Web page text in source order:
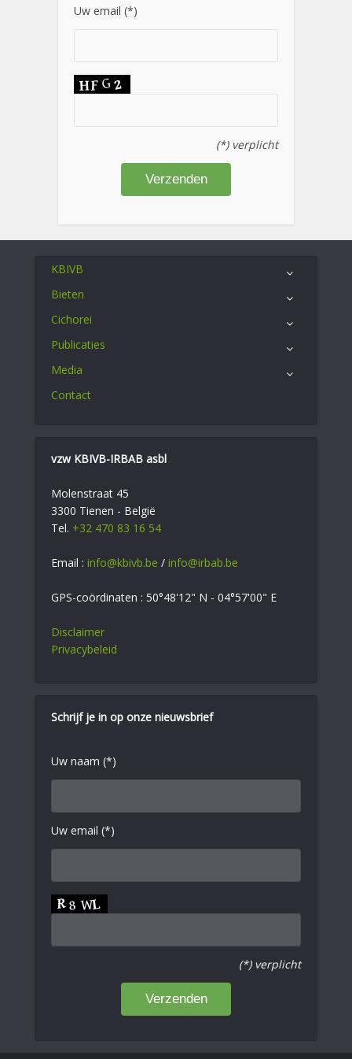
Uw email (*)
(*) verplicht
KBIVB
Bieten
Cichorei
Publicaties
Media
Contact
vzw KBIVB-IRBAB asbl
Molenstraat 45
3300 Tienen - België
Tel. +32 470 83 16 54
Email : info@kbivb.be / info@irbab.be
GPS-coördinaten : 50°48'12" N - 04°57'00" E
Disclaimer
Privacybeleid
Schrijf je in op onze nieuwsbrief
Uw naam (*)
Uw email (*)
(*) verplicht